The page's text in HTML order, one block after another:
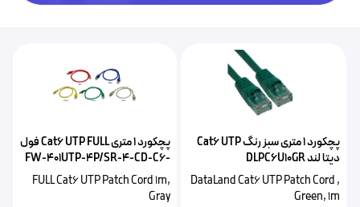
پچکورد 1 متری سبز رنگ Cat6 UTP
دیتا لند DLPC6U10GR
DataLand Cat6 UTP Patch Cord ,
Green, 1m
پچکورد ۱ متری Cat6 UTP FULL فول
FW-401UTP-4P/SR-4-CD-C6-
1M-GY
FULL Cat6 UTP Patch Cord 1m,
Gray